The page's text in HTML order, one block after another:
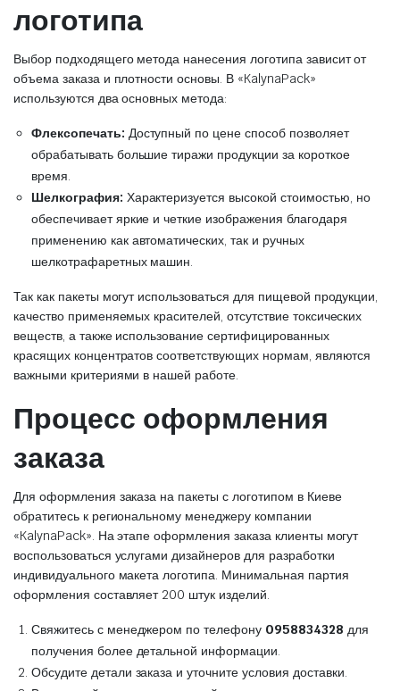
логотипа
Выбор подходящего метода нанесения логотипа зависит от
объема заказа и плотности основы. В «KalynaPack»
используются два основных метода:
Флексопечать: Доступный по цене способ позволяет
обрабатывать большие тиражи продукции за короткое
время.
Шелкография: Характеризуется высокой стоимостью, но
обеспечивает яркие и четкие изображения благодаря
применению как автоматических, так и ручных
шелкотрафаретных машин.
Так как пакеты могут использоваться для пищевой продукции,
качество применяемых красителей, отсутствие токсических
веществ, а также использование сертифицированных
красящих концентратов соответствующих нормам, являются
важными критериями в нашей работе.
Процесс оформления
заказа
Для оформления заказа на пакеты с логотипом в Киеве
обратитесь к региональному менеджеру компании
«KalynaPack». На этапе оформления заказа клиенты могут
воспользоваться услугами дизайнеров для разработки
индивидуального макета логотипа. Минимальная партия
оформления составляет 200 штук изделий.
Свяжитесь с менеджером по телефону 0958834328 для
получения более детальной информации.
Обсудите детали заказа и уточните условия доставки.